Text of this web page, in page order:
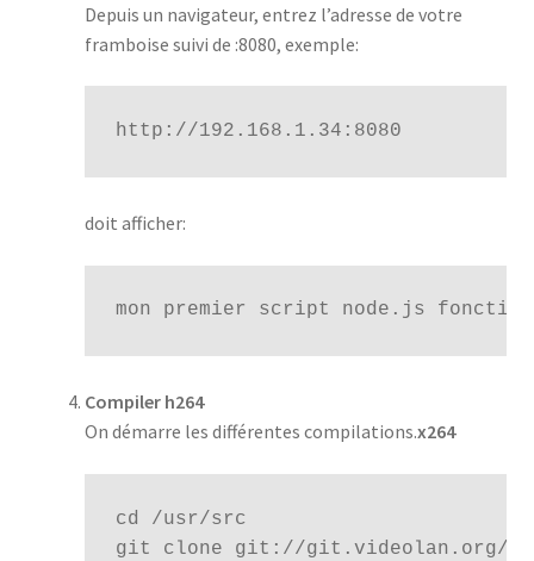
Depuis un navigateur, entrez l’adresse de votre
framboise suivi de :8080, exemple:
http://192.168.1.34:8080
doit afficher:
mon premier script node.js
Compiler h264
On démarre les différentes compilations.x264
cd /usr/
git clone git :